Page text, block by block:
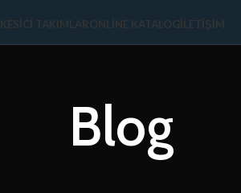
KESICI TAKIMLARONLINE KATALOGİLETIŞIM
Blog